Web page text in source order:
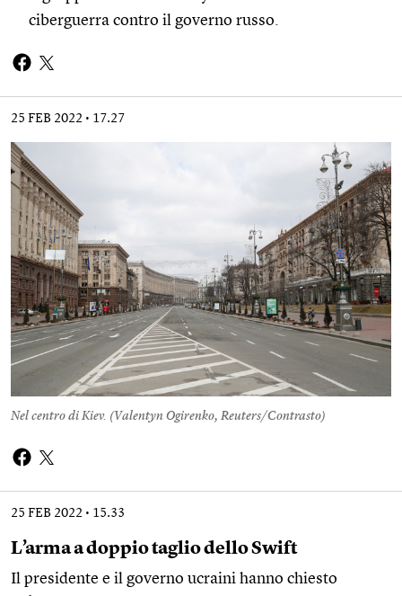
ciberguerra contro il governo russo.
25 FEB 2022 17.27
Nel centro di Kiev. (Valentyn Ogirenko, Reuters/Contrasto)
25 FEB 2022 15.33
L’arma a doppio taglio dello Swift
Il presidente e il governo ucraini hanno chiesto